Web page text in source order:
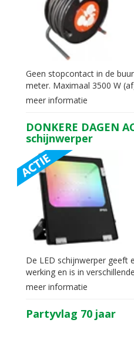
Geen stopcontact in de
meter. Maximaal 3500 W
meer informatie
DONKERE DAGEN
schijnwerper
De LED schijnwerper geeft
werking en is in
meer informatie
Partyvlag 70 jaar